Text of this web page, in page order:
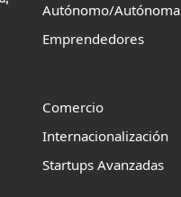
Autónomo/Autónoma
Emprendedores
Comercio
Internacionalización
Startups Avanzadas